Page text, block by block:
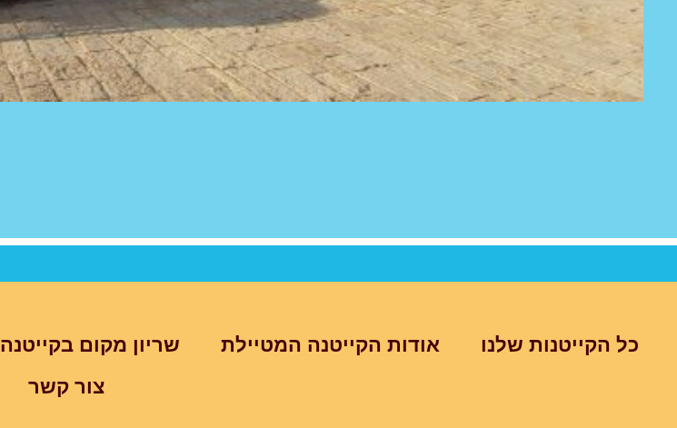
כל הקייטנות שלנו אודות הקייטנה המטיילת שריון מקום בקייטנה
צור קשר